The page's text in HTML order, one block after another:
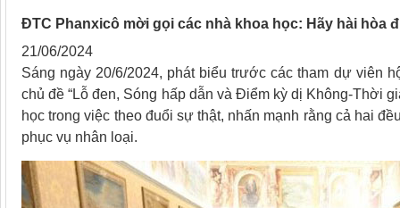
ĐTC Phanxicô mời gọi các nhà khoa học: Hãy hài hòa
21/06/2024
Sáng ngày 20/6/2024, phát biểu trước các tham dự viên
chủ đề “Lỗ đen, Sóng hấp dẫn và Điểm kỳ dị Không-Thời
học trong việc theo đuổi sự thật, nhấn mạnh rằng cả hai
phục vụ nhân loại.